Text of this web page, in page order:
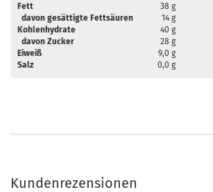
Fett
38 g
davon gesättigte Fettsäuren
14 g
Kohlenhydrate
40 g
davon Zucker
28 g
Eiweiß
9,0 g
Salz
0,0 g
Kundenrezensionen